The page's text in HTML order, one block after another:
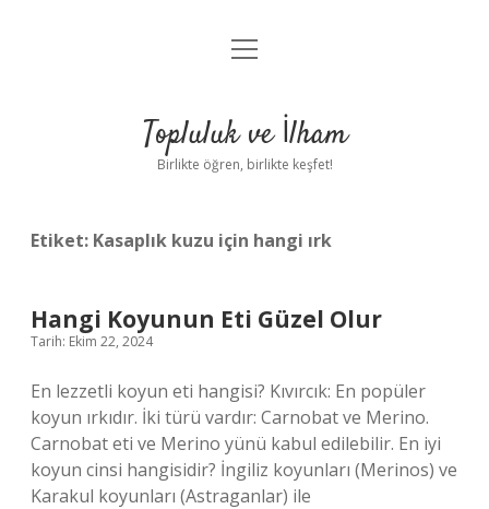
Anasayfa
Yasal Uyarı
menüyü
Topluluk ve İlham
Birlikte öğren, birlikte keşfet!
Etiket: Kasaplık kuzu için hangi ırk
Hangi Koyunun Eti Güzel Olur
Tarih: Ekim 22, 2024
En lezzetli koyun eti hangisi? Kıvırcık: En popüler
koyun ırkıdır. İki türü vardır: Carnobat ve Merino.
Carnobat eti ve Merino yünü kabul edilebilir. En iyi
koyun cinsi hangisidir? İngiliz koyunları (Merinos) ve
Karakul koyunları (Astraganlar) ile